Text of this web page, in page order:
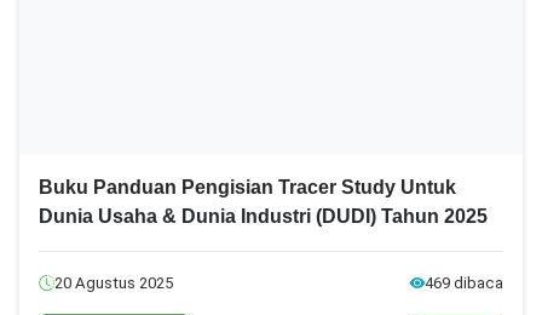
Buku Panduan Pengisian Tracer Study Untuk
Dunia Usaha & Dunia Industri (DUDI) Tahun 2025
20 Agustus 2025 469 dibaca